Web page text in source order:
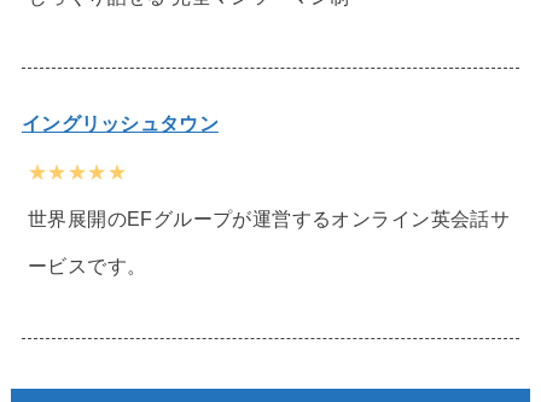
イングリッシュタウン
★★★★★
世界展開のEFグループが運営するオンライン英会話サ
ービスです。